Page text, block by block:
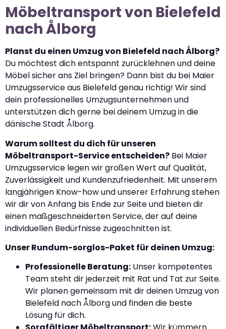
Möbeltransport von Bielefeld
nach Ålborg
Planst du einen Umzug von Bielefeld nach Ålborg?
Du möchtest dich entspannt zurücklehnen und deine
Möbel sicher ans Ziel bringen? Dann bist du bei Maier
Umzugsservice aus Bielefeld genau richtig! Wir sind
dein professionelles Umzugsunternehmen und
unterstützen dich gerne bei deinem Umzug in die
dänische Stadt Ålborg.
Warum solltest du dich für unseren
Möbeltransport-Service entscheiden? Bei Maier
Umzugsservice legen wir großen Wert auf Qualität,
Zuverlässigkeit und Kundenzufriedenheit. Mit unserem
langjährigen Know-how und unserer Erfahrung stehen
wir dir von Anfang bis Ende zur Seite und bieten dir
einen maßgeschneiderten Service, der auf deine
individuellen Bedürfnisse zugeschnitten ist.
Unser Rundum-sorglos-Paket für deinen Umzug:
Professionelle Beratung: Unser kompetentes
Team steht dir jederzeit mit Rat und Tat zur Seite.
Wir planen gemeinsam mit dir deinen Umzug von
Bielefeld nach Ålborg und finden die beste
Lösung für dich.